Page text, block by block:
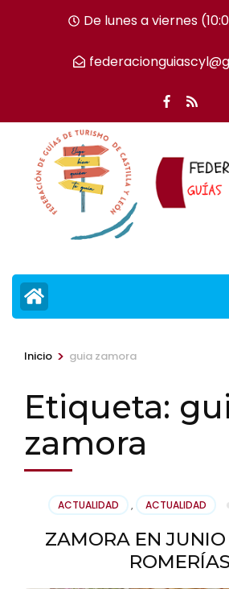
tecla
De lunes a viernes
Inicio > guia zamora
Etiqueta:
zamora
ACTUALIDAD , ACTUALIDAD
ZAMORA EN JUNIO
ROMERÍAS